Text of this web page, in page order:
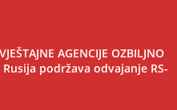
AGENCIJE OZBILJNO
Rusija podržava odvajanje RS-